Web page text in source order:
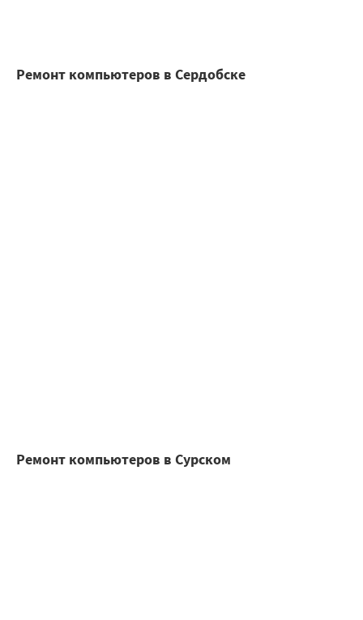
Ремонт компьютеров в Сердобске
Ремонт компьютеров в Сурском